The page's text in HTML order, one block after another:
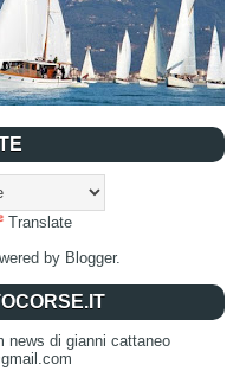
Translate
by Blogger.
news di gianni cattaneo